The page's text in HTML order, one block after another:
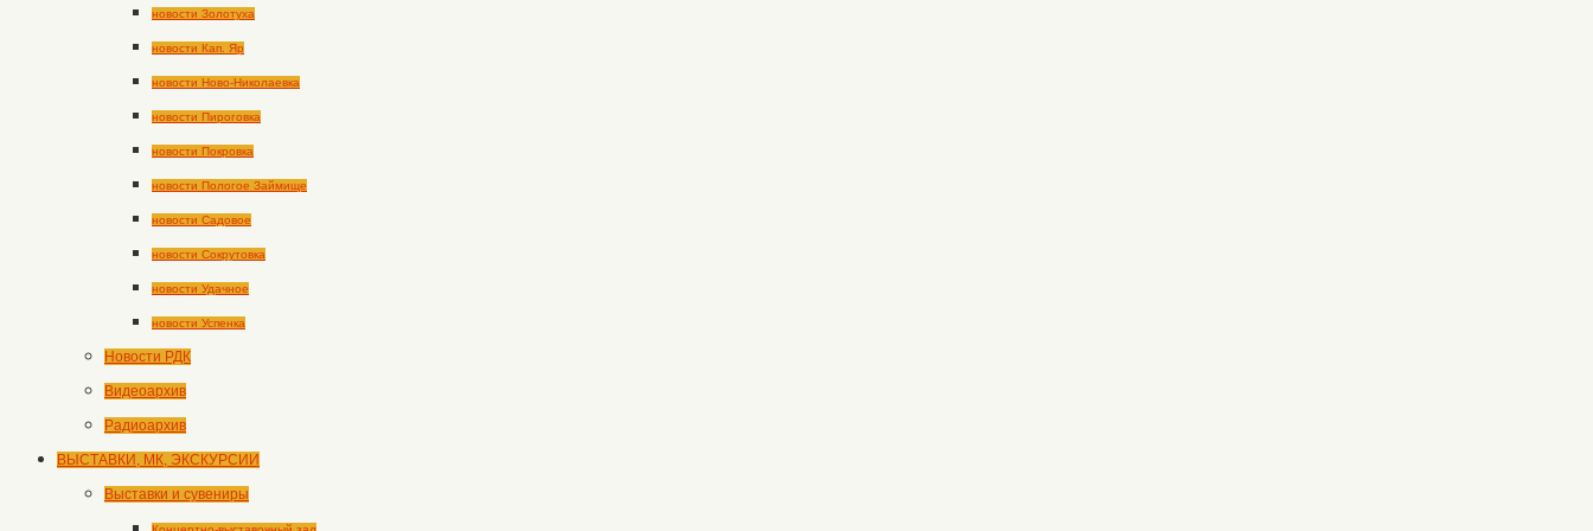
новости Золотуха
новости Кап. Яр
новости Ново-Николаевка
новости Пироговка
новости Покровка
новости Пологое Займище
новости Садовое
новости Сокрутовка
новости Удачное
новости Успенка
Новости РДК
Видеоархив
Радиоархив
ВЫСТАВКИ, МК, ЭКСКУРСИИ
Выставки и сувениры